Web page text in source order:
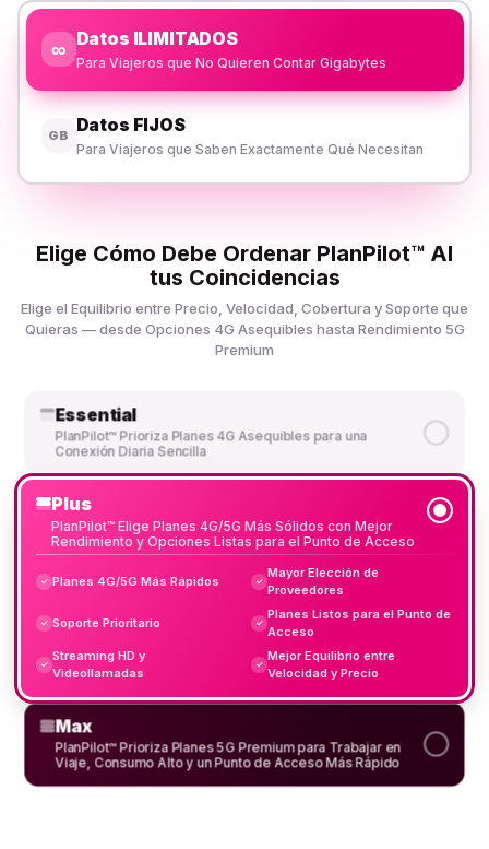
∞ Datos ILIMITADOS
Para Viajeros que No Quieren Contar Gigabytes
GB Datos FIJOS
Para Viajeros que Saben Exactamente Qué Necesitan
Elige Cómo Debe Ordenar PlanPilot™ AI
tus Coincidencias
Elige el Equilibrio entre Precio, Velocidad, Cobertura y Soporte que
Quieras — desde Opciones 4G Asequibles hasta Rendimiento 5G
Premium
Essential
PlanPilot™ Prioriza Planes 4G Asequibles para una
Conexión Diaria Sencilla
Plus
PlanPilot™ Elige Planes 4G/5G Más Sólidos con Mejor
Rendimiento y Opciones Listas para el Punto de Acceso
✓ Planes 4G/5G Más Rápidos ✓
Mayor Elección de
Proveedores
✓ Soporte Prioritario ✓
Planes Listos para el Punto de
Acceso
✓
Streaming HD y
Videollamadas
✓
Mejor Equilibrio entre
Velocidad y Precio
Max
PlanPilot™ Prioriza Planes 5G Premium para Trabajar en
Viaje, Consumo Alto y un Punto de Acceso Más Rápido